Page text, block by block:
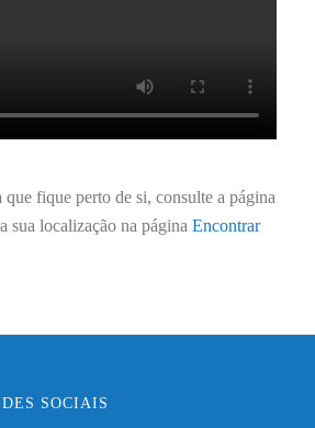
fique perto de si, consulte a página
sua localização na página Encontrar
SOCIAIS